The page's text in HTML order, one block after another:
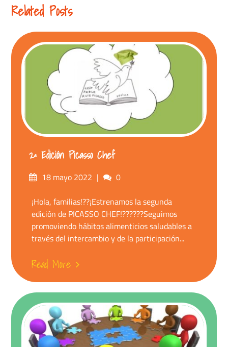
Related Posts
2ª Edición Picasso Chef
18 mayo 2022
0
¡Hola, familias!?️?¡Estrenamos la segunda
edición de PICASSO CHEF!?‍???‍??Seguimos
promoviendo hábitos alimenticios saludables a
través del intercambio y de la participación...
Read More